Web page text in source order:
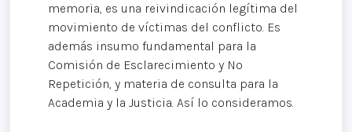
memoria, es una reivindicación legítima del
movimiento de víctimas del conflicto. Es
además insumo fundamental para la
Comisión de Esclarecimiento y No
Repetición, y materia de consulta para la
Academia y la Justicia. Así lo consideramos.